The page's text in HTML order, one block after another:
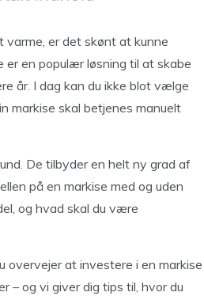
varme, er det skønt at kunne
er en populær løsning til at skabe
år. I dag kan du ikke blot vælge
markise skal betjenes manuelt
De tilbyder en helt ny grad af
på en markise med og uden
og hvad skal du være
overvejer at investere i en markise
– og vi giver dig tips til, hvor du